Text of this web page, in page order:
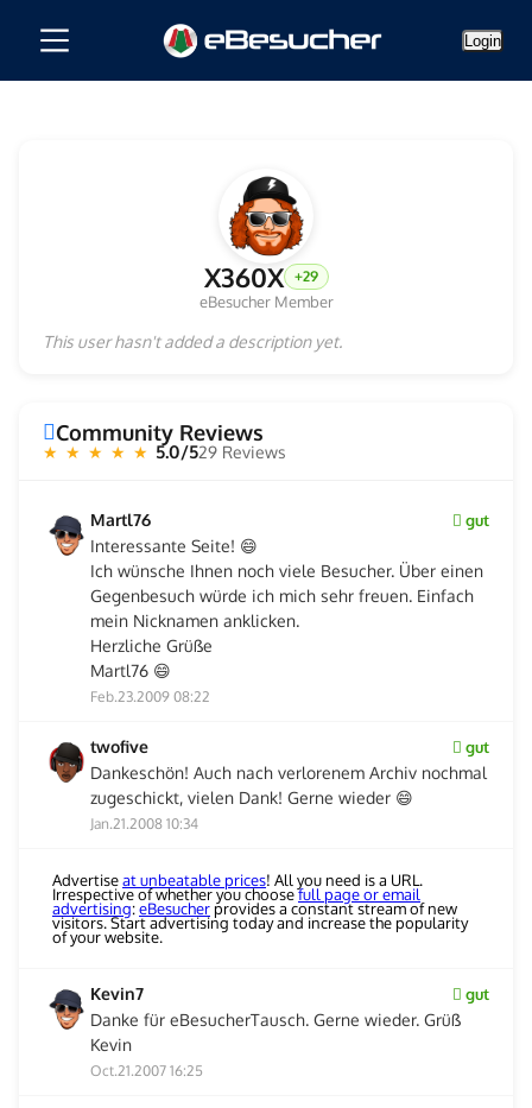
Login
X360X +29
eBesucher Member
This user hasn't added a description yet.
Community Reviews
★ ★ ★ ★ ★ 5.0/529 Reviews
Martl76 gut
Interessante Seite! 😄
Ich wünsche Ihnen noch viele Besucher. Über einen
Gegenbesuch würde ich mich sehr freuen. Einfach
mein Nicknamen anklicken.
Herzliche Grüße
Martl76 😄
Feb.23.2009 08:22
twofive gut
Dankeschön! Auch nach verlorenem Archiv nochmal
zugeschickt, vielen Dank! Gerne wieder 😄
Jan.21.2008 10:34
Advertiseat unbeatable prices! All you need is a URL.
Irrespective of whether you choosefull page or email
advertising:eBesucherprovides a constant stream of new
visitors. Start advertising today and increase the popularity
of your website.
Kevin7 gut
Danke für eBesucherTausch. Gerne wieder. Grüß
Kevin
Oct.21.2007 16:25